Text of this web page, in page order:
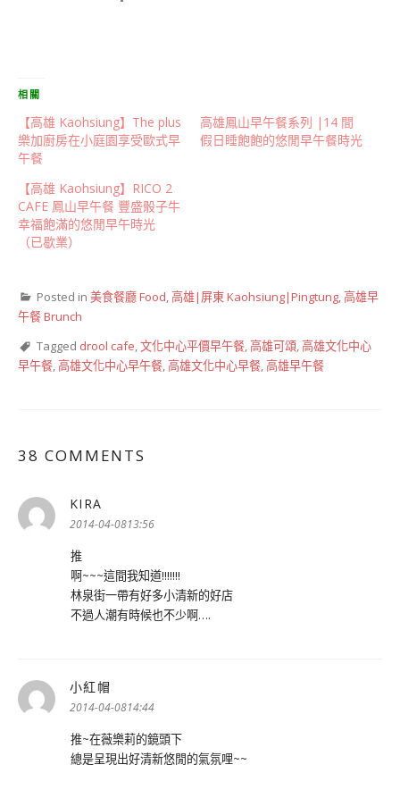
相關
【高雄 Kaohsiung】The plus
樂加廚房在小庭園享受歐式早
午餐
高雄鳳山早午餐系列 |14 間
假日睡飽飽的悠閒早午餐時光
【高雄 Kaohsiung】RICO 2
CAFE 鳳山早午餐 豐盛骰子牛
幸福飽滿的悠閒早午時光
（已歇業）
Posted in 美食餐廳 Food,高雄|屏東 Kaohsiung|Pingtung,高雄早
午餐 Brunch
Tagged drool cafe,文化中心平價早午餐,高雄可頌,高雄文化中心
早午餐,高雄文化中心早午餐,高雄文化中心早餐,高雄早午餐
38 COMMENTS
KIRA
示:
2014-04-0813:56
推
啊~~~這間我知道!!!!!!!
林泉街一帶有好多小清新的好店
不過人潮有時候也不少啊….
小紅帽
示:
2014-04-0814:44
推~在薇樂莉的鏡頭下
總是呈現出好清新悠閒的氣氛哩~~